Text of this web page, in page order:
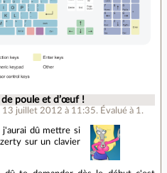
de poule et d’œuf !
13 juillet 2012 à 11:35.Évalué à 1.
j'aurai dû mettre si
sur un clavier